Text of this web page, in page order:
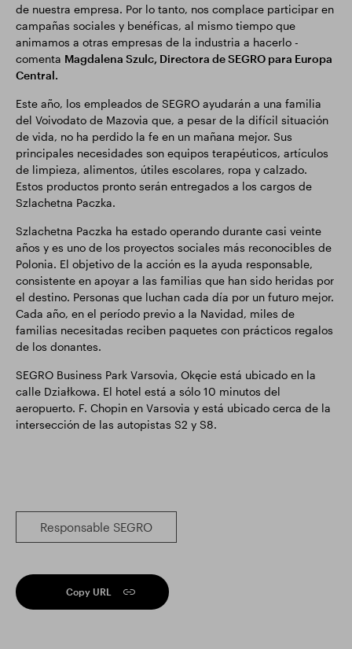
de nuestra empresa. Por lo tanto, nos complace participar en
campañas sociales y benéficas, al mismo tiempo que
animamos a otras empresas de la industria a hacerlo -
comenta Magdalena Szulc, Directora de SEGRO para Europa
Central.
Este año, los empleados de SEGRO ayudarán a una familia
del Voivodato de Mazovia que, a pesar de la difícil situación
de vida, no ha perdido la fe en un mañana mejor. Sus
principales necesidades son equipos terapéuticos, artículos
de limpieza, alimentos, útiles escolares, ropa y calzado.
Estos productos pronto serán entregados a los cargos de
Szlachetna Paczka.
Szlachetna Paczka ha estado operando durante casi veinte
años y es uno de los proyectos sociales más reconocibles de
Polonia. El objetivo de la acción es la ayuda responsable,
consistente en apoyar a las familias que han sido heridas por
el destino. Personas que luchan cada día por un futuro mejor.
Cada año, en el período previo a la Navidad, miles de
familias necesitadas reciben paquetes con prácticos regalos
de los donantes.
SEGRO Business Park Varsovia, Okęcie está ubicado en la
calle Działkowa. El hotel está a sólo 10 minutos del
aeropuerto. F. Chopin en Varsovia y está ubicado cerca de la
intersección de las autopistas S2 y S8.
Responsable SEGRO
Copy URL